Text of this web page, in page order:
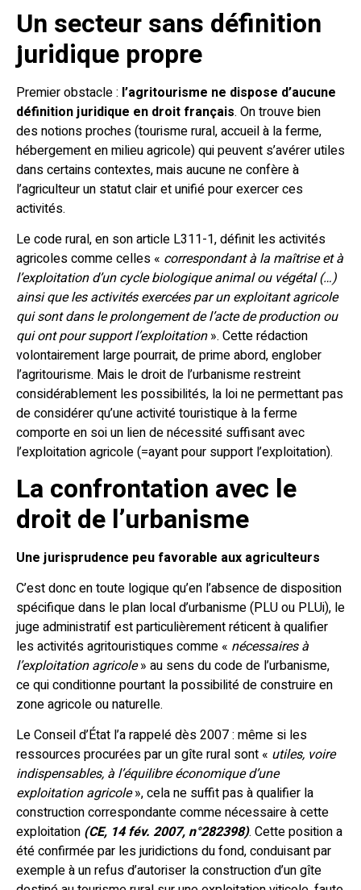
Un secteur sans définition
juridique propre
Premier obstacle : l’agritourisme ne dispose d’aucune
définition juridique en droit français. On trouve bien
des notions proches (tourisme rural, accueil à la ferme,
hébergement en milieu agricole) qui peuvent s’avérer utiles
dans certains contextes, mais aucune ne confère à
l’agriculteur un statut clair et unifié pour exercer ces
activités.
Le code rural, en son article L311-1, définit les activités
agricoles comme celles « correspondant à la maîtrise et à
l’exploitation d’un cycle biologique animal ou végétal (…)
ainsi que les activités exercées par un exploitant agricole
qui sont dans le prolongement de l’acte de production ou
qui ont pour support l’exploitation». Cette rédaction
volontairement large pourrait, de prime abord, englober
l’agritourisme. Mais le droit de l’urbanisme restreint
considérablement les possibilités, la loi ne permettant pas
de considérer qu’une activité touristique à la ferme
comporte en soi un lien de nécessité suffisant avec
l’exploitation agricole (=ayant pour support l’exploitation).
La confrontation avec le
droit de l’urbanisme
Une jurisprudence peu favorable aux agriculteurs
C’est donc en toute logique qu’en l’absence de disposition
spécifique dans le plan local d’urbanisme (PLU ou PLUi), le
juge administratif est particulièrement réticent à qualifier
les activités agritouristiques comme « nécessaires à
l’exploitation agricole» au sens du code de l’urbanisme,
ce qui conditionne pourtant la possibilité de construire en
zone agricole ou naturelle.
Le Conseil d’État l’a rappelé dès 2007 : même si les
ressources procurées par un gîte rural sont « utiles, voire
indispensables, à l’équilibre économique d’une
exploitation agricole», cela ne suffit pas à qualifier la
construction correspondante comme nécessaire à cette
exploitation (CE, 14 fév. 2007, n°282398). Cette position a
été confirmée par les juridictions du fond, conduisant par
exemple à un refus d’autoriser la construction d’un gîte